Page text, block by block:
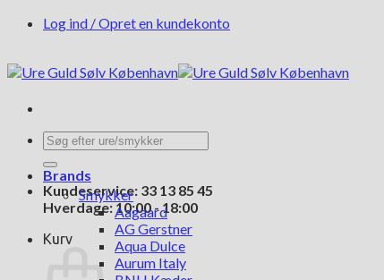
FortsætLog ind / Opret en kundekonto
Søg
efter:
Kundeservice: 33 13 85 45
Hverdage: 10:00 - 18:00
Kurv
Brands
Smykker
Aagaard
AG Gerstner
Aqua Dulce
Aurum Italy